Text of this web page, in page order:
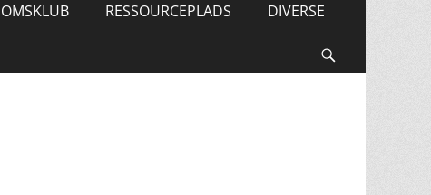
RESSOURCEPLADS DIVERSE